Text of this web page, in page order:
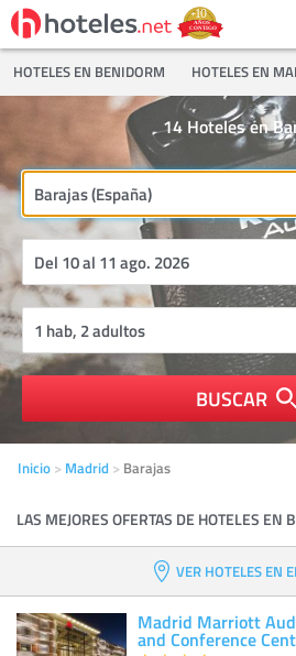
HOTELES EN BENIDORM HOTELES EN
Hoteles en
14
BUSCAR
Inicio Madrid Barajas
LAS MEJORES OFERTAS DE HOTELES EN
VER HOTELES EN
Madrid Marriott
and Conference